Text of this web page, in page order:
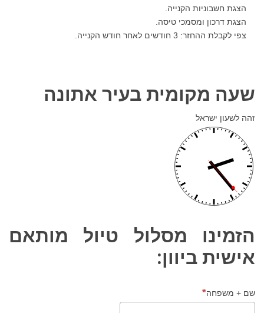
הצגת חשבוניות הקנייה.
הצגת דרכון ומסמכי טיסה.
צפי לקבלת ההחזר: 3 חודשים לאחר חודש הקנייה.
שעה מקומית בעיר אתונה
זהה לשעון ישראל
הזמינו מסלול טיול מותאם
אישית ביוון:
שם + משפחה